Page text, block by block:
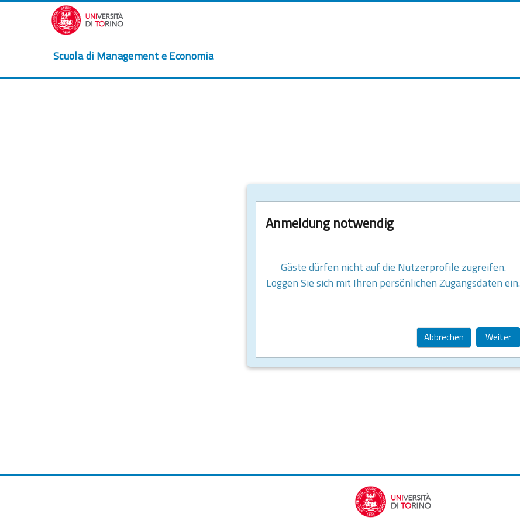
Zum Hauptinhalt
Scuola di Management e Economia
Anmeldung notwendig
Gäste dürfen nicht auf die Nutzerprofile zugreifen.
Loggen Sie sich mit Ihren persönlichen Zugangsdaten ein.
Abbrechen Weiter